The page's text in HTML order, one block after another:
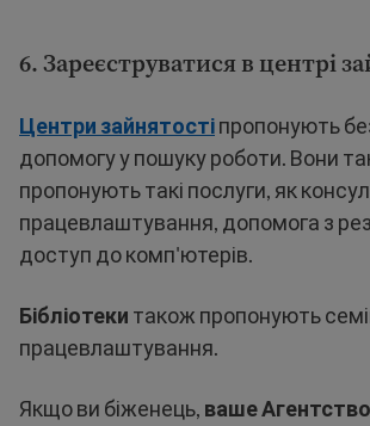
6. Зареєструватися в центрі
Центри зайнятостіпропонують
допомогу у пошуку роботи. Вони
пропонують такі послуги, як
працевлаштування, допомога з
доступ до комп'ютерів.
Бібліотеки також пропонують
працевлаштування.
Якщо ви біженець, ваше